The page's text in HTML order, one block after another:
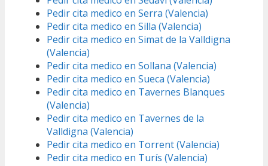
Pedir cita medico en Serra (Valencia)
Pedir cita medico en Silla (Valencia)
Pedir cita medico en Simat de la Valldigna
(Valencia)
Pedir cita medico en Sollana (Valencia)
Pedir cita medico en Sueca (Valencia)
Pedir cita medico en Tavernes Blanques
(Valencia)
Pedir cita medico en Tavernes de la
Valldigna (Valencia)
Pedir cita medico en Torrent (Valencia)
Pedir cita medico en Turís (Valencia)